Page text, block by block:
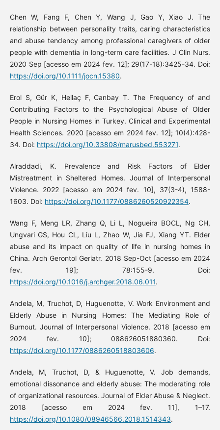
Chen W, Fang F, Chen Y, Wang J, Gao Y, Xiao J. The
relationship between personality traits, caring characteristics
and abuse tendency among professional caregivers of older
people with dementia in long-term care facilities. J Clin Nurs.
2020 Sep [acesso em 2024 fev. 12]; 29(17-18):3425-34. Doi:
https://doi.org/10.1111/jocn.15380.
Erol S, Gür K, Hellaç F, Canbay T. The Frequency of and
Contributing Factors to the Psychological Abuse of Older
People in Nursing Homes in Turkey. Clinical and Experimental
Health Sciences. 2020 [acesso em 2024 fev. 12]; 10(4):428-
34. Doi: https://doi.org/10.33808/marusbed.553271.
Alraddadi, K. Prevalence and Risk Factors of Elder
Mistreatment in Sheltered Homes. Journal of Interpersonal
Violence. 2022 [acesso em 2024 fev. 10], 37(3-4), 1588-
1603. Doi: https://doi.org/10.1177/0886260520922354.
Wang F, Meng LR, Zhang Q, Li L, Nogueira BOCL, Ng CH,
Ungvari GS, Hou CL, Liu L, Zhao W, Jia FJ, Xiang YT. Elder
abuse and its impact on quality of life in nursing homes in
China. Arch Gerontol Geriatr. 2018 Sep-Oct [acesso em 2024
fev. 19]; 78:155-9. Doi:
https://doi.org/10.1016/j.archger.2018.06.011.
Andela, M, Truchot, D, Huguenotte, V. Work Environment and
Elderly Abuse in Nursing Homes: The Mediating Role of
Burnout. Journal of Interpersonal Violence. 2018 [acesso em
2024 fev. 10]; 088626051880360. Doi:
https://doi.org/10.1177/0886260518803606.
Andela, M, Truchot, D, & Huguenotte, V. Job demands,
emotional dissonance and elderly abuse: The moderating role
of organizational resources. Journal of Elder Abuse & Neglect.
2018 [acesso em 2024 fev. 11], 1–17.
https://doi.org/10.1080/08946566.2018.1514343.